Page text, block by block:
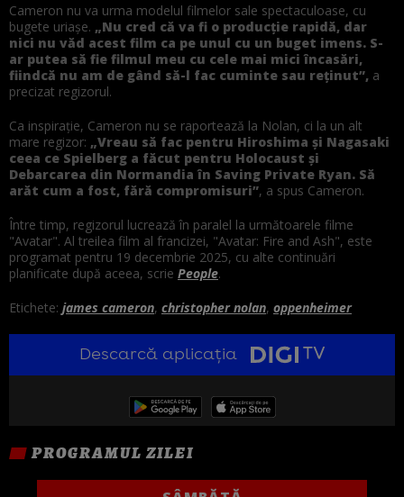
Cameron nu va urma modelul filmelor sale spectaculoase, cu
bugete uriașe. „Nu cred că va fi o producție rapidă, dar
nici nu văd acest film ca pe unul cu un buget imens. S-
ar putea să fie filmul meu cu cele mai mici încasări,
fiindcă nu am de gând să-l fac cuminte sau reținut”, a
precizat regizorul.
Ca inspirație, Cameron nu se raportează la Nolan, ci la un alt
mare regizor: „Vreau să fac pentru Hiroshima și Nagasaki
ceea ce Spielberg a făcut pentru Holocaust și
Debarcarea din Normandia în Saving Private Ryan. Să
arăt cum a fost, fără compromisuri”, a spus Cameron.
Între timp, regizorul lucrează în paralel la următoarele filme
"Avatar". Al treilea film al francizei, "Avatar: Fire and Ash", este
programat pentru 19 decembrie 2025, cu alte continuări
planificate după aceea, scrie People.
Etichete: james cameron, christopher nolan, oppenheimer
Descarcă aplicația
PROGRAMUL ZILEI